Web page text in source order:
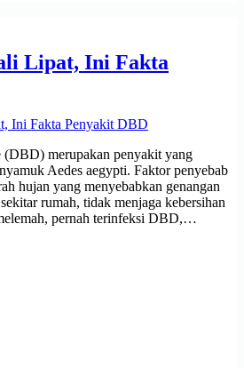
Lipat, Ini Fakta
(DBD) merupakan penyakit yang
Aedes aegypti. Faktor penyebab
hujan yang menyebabkan genangan
rumah, tidak menjaga kebersihan
pernah terinfeksi DBD,…